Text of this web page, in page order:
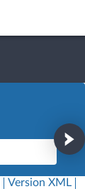
Version XML